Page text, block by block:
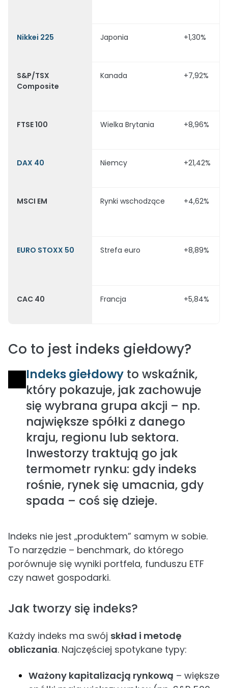
Nikkei 225 Japonia +1,30%
S&P/TSX
Composite
Kanada +7,92%
FTSE 100 Wielka Brytania +8,96%
DAX 40 Niemcy +21,42%
MSCI EM Rynki wschodzące +4,62%
EURO STOXX 50 Strefa euro +8,89%
CAC 40 Francja +5,84%
Co to jest indeks giełdowy?
Indeks giełdowy to wskaźnik,
który pokazuje, jak zachowuje
się wybrana grupa akcji – np.
największe spółki z danego
kraju, regionu lub sektora.
Inwestorzy traktują go jak
termometr rynku: gdy indeks
rośnie, rynek się umacnia, gdy
spada – coś się dzieje.
Indeks nie jest „produktem” samym w sobie.
To narzędzie – benchmark, do którego
porównuje się wyniki portfela, funduszu ETF
czy nawet gospodarki.
Jak tworzy się indeks?
Każdy indeks ma swój skład i metodę
obliczania. Najczęściej spotykane typy:
Ważony kapitalizacją rynkową – większe